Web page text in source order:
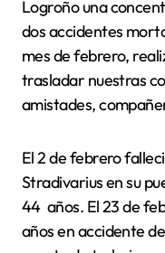
Logroño una
dos accidentes
mes de febrero,
trasladar nuestras
amistades,
El 2 de febrero
Stradivarius en su
44 años. El 23 de
años en accidente